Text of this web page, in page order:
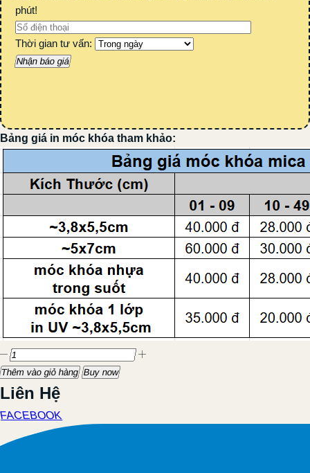
phút!
Thời gian tư vấn:
Bảng giá in móc khóa tham khảo:
Thêm vào giỏ hàng Buy now
Liên Hệ